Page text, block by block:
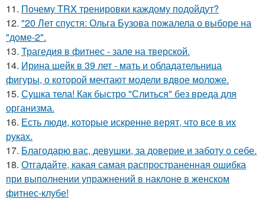
11. Почему TRX тренировки каждому подойдут?
12. "20 Лет спустя: Ольга Бузова пожалела о выборе на
"доме-2".
13. Трагедия в фитнес - зале на тверской.
14. Ирина шейк в 39 лет - мать и обладательница
фигуры, о которой мечтают модели вдвое моложе.
15. Сушка тела! Как быстро "Слиться" без вреда для
организма.
16. Есть люди, которые искренне верят, что все в их
руках.
17. Благодарю вас, девушки, за доверие и заботу о себе.
18. Отгадайте, какая самая распространенная ошибка
при выполнении упражнений в наклоне в женском
фитнес-клубе!